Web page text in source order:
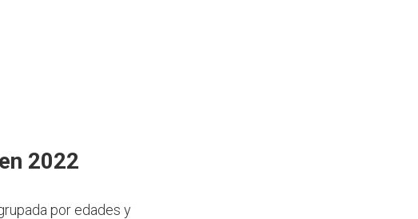
2022
por edades y